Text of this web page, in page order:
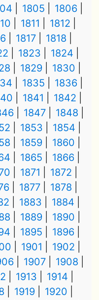
1805
1806
1811
1812
1817
1818
1823
1824
1829
1830
1835
1836
1841
1842
1847
1848
1853
1854
1859
1860
1865
1866
1871
1872
1877
1878
1883
1884
1889
1890
1895
1896
1901
1902
1907
1908
1913
1914
1919
1920